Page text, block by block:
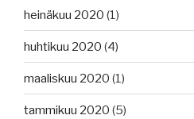
heinäkuu 2020 (1)
huhtikuu 2020 (4)
maaliskuu 2020 (1)
tammikuu 2020 (5)